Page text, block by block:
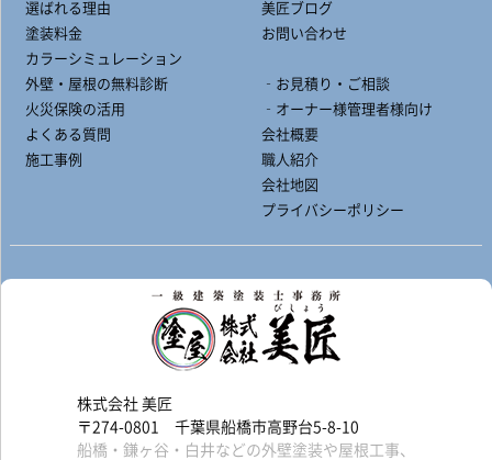
選ばれる理由
塗装料金
カラーシミュレーション
外壁・屋根の無料診断
火災保険の活用
よくある質問
施工事例
美匠ブログ
お問い合わせ
‐お見積り・ご相談
‐オーナー様管理者様向け
会社概要
職人紹介
会社地図
プライバシーポリシー
株式会社 美匠
〒274-0801 千葉県船橋市高野台5-8-10
船橋・鎌ヶ谷・白井などの外壁塗装や屋根工事、